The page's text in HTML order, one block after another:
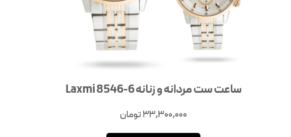
ساعت ست مردانه و زنانه Laxmi 8546-6
33,300,000تومان